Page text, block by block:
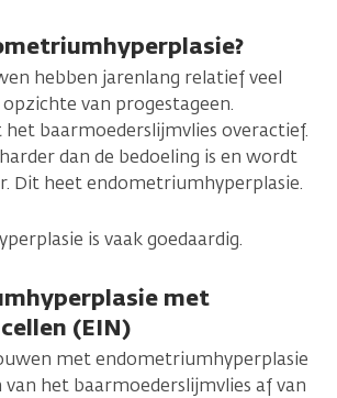
hebben jarenlang relatief veel
van progestageen.
baarmoederslijmvlies overactief.
dan de bedoeling is en wordt
Dit heet endometriumhyperplasie.
is vaak goedaardig.
met
(EIN)
met endometriumhyperplasie
van het baarmoederslijmvlies af van